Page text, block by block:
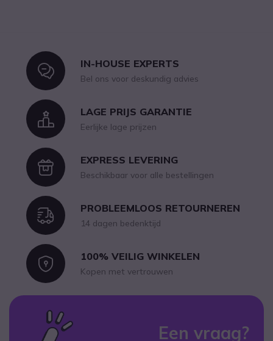
IconIN-HOUSE EXPERTS
Bel ons voor deskundig advies
IconLAGE PRIJS GARANTIE
Eerlijke lage prijzen
IconEXPRESS LEVERING
Beschikbaar voor alle bestellingen
IconPROBLEEMLOOS RETOURNEREN
14 dagen bedenktijd
Icon100% VEILIG WINKELEN
Kopen met vertrouwen
Een vraag?